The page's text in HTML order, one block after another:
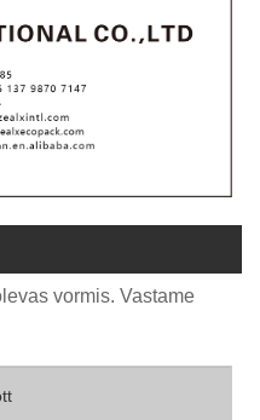
vormis. Vastame